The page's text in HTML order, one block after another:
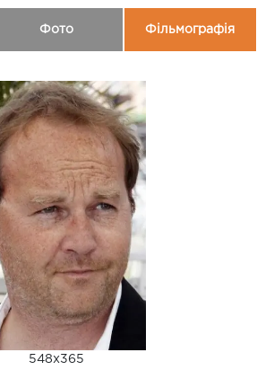
Фото Фільмографія
548x365